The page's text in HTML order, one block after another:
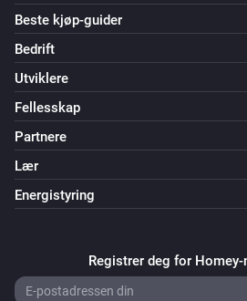
Beste kjøp-guider
Bedrift
Utviklere
Fellesskap
Partnere
Lær
Energistyring
Registrer deg for Homey-